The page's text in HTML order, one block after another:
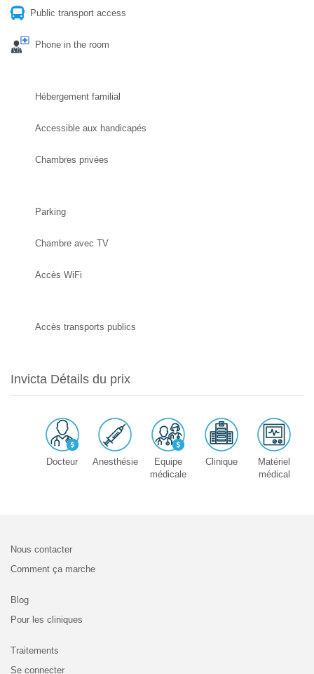
Public transport access
Phone in the room
Hébergement familial
Accessible aux handicapés
Chambres privées
Parking
Chambre avec TV
Accès WiFi
Accès transports publics
Invicta Détails du prix
Docteur Anesthésie
Equipe
médicale
Clinique
Matériel
médical
Nous contacter
Comment ça marche
Blog
Pour les cliniques
Traitements
Se connecter